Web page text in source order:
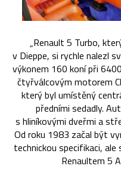
„Renault 5 Turbo,
v Dieppe, si rychle nalezl
výkonem 160 koní při
čtyřválcovým motorem
který byl umístěný
předními sedadly.
s hliníkovými dveřmi a
Od roku 1983 začal být
technickou specifikaci,
Renaultem 5